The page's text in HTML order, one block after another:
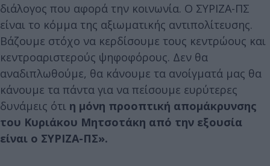
διάλογος που αφορά την κοινωνία. Ο ΣΥΡΙΖΑ-ΠΣ
είναι το κόμμα της αξιωματικής αντιπολίτευσης.
Βάζουμε στόχο να κερδίσουμε τους κεντρώους και
κεντροαριστερούς ψηφοφόρους. Δεν θα
αναδιπλωθούμε, θα κάνουμε τα ανοίγματά μας θα
κάνουμε τα πάντα για να πείσουμε ευρύτερες
δυνάμεις ότι η μόνη προοπτική απομάκρυνσης
του Κυριάκου Μητσοτάκη από την εξουσία
είναι ο ΣΥΡΙΖΑ-ΠΣ».